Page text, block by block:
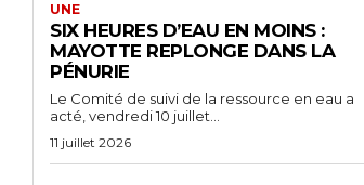
UNE
SIX HEURES D’EAU EN MOINS :
MAYOTTE REPLONGE DANS LA
PÉNURIE
Le Comité de suivi de la ressource en eau a
acté, vendredi 10 juillet...
11 juillet 2026